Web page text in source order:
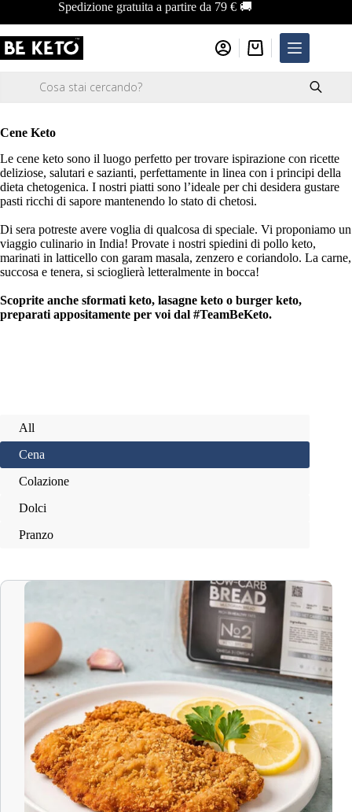
contenuto
Spedizione gratuita a partire da 79 € 🚚
Carrello
Cene Keto
Le cene keto sono il luogo perfetto per trovare ispirazione con ricette
deliziose, salutari e sazianti, perfettamente in linea con i principi della
dieta chetogenica. I nostri piatti sono l’ideale per chi desidera gustare
pasti ricchi di sapore mantenendo lo stato di chetosi.
Di sera potreste avere voglia di qualcosa di speciale. Vi proponiamo un
viaggio culinario in India! Provate i nostri spiedini di pollo keto,
marinati in latticello con garam masala, zenzero e coriandolo. La carne,
succosa e tenera, si scioglierà letteralmente in bocca!
Scoprite anche sformati keto, lasagne keto o burger keto,
preparati appositamente per voi dal #TeamBeKeto.
All
Cena
Colazione
Dolci
Pranzo